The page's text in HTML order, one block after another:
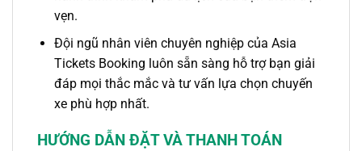
vẹn.
Đội ngũ nhân viên chuyên nghiệp của Asia
Tickets Booking luôn sẵn sàng hỗ trợ bạn giải
đáp mọi thắc mắc và tư vấn lựa chọn chuyến
xe phù hợp nhất.
HƯỚNG DẪN ĐẶT VÀ THANH TOÁN